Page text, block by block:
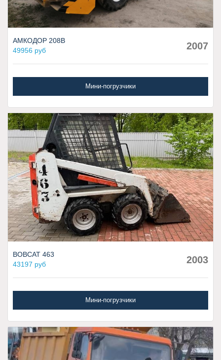
АМКОДОР 208В
49956 руб
2007
Мини-погрузчики
BOBCAT 463
43197 руб
2003
Мини-погрузчики